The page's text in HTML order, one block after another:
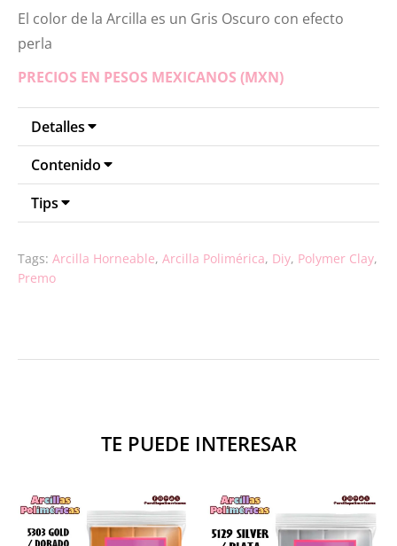
El color de la Arcilla es un Gris Oscuro con efecto
perla
PRECIOS EN PESOS MEXICANOS (MXN)
Detalles
Contenido
Tips
Tags: Arcilla Horneable, Arcilla Polimérica, Diy, Polymer Clay,
Premo
TE PUEDE INTERESAR